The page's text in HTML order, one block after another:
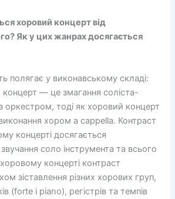
хоровий концерт від
Як у цих жанрах досягається
полягає у виконавському складі:
концерт — це змагання соліста-
оркестром, тоді як хоровий концерт
хором a cappella. Контраст
концерті досягається
соло інструмента та всього
концерті контраст
зіставлення різних хорових груп,
(forte і piano), регістрів та темпів